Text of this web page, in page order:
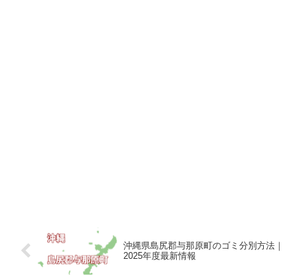
沖縄県島尻郡与那原町のゴミ分別方法｜
2025年度最新情報